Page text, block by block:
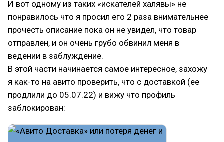
И вот одному из таких «искателей халявы» не
понравилось что я просил его 2 раза внимательнее
прочесть описание пока он не увидел, что товар
отправлен, и он очень грубо обвинил меня в
ведении в заблуждение.
В этой части начинается самое интересное, захожу
я как-то на авито проверить, что с доставкой (ее
продлили до 05.07.22) и вижу что профиль
заблокирован: